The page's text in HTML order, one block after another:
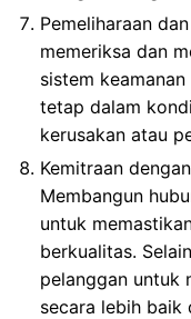
Pemeliharaan
memeriksa dan
sistem
tetap dalam
kerusakan atau
Kemitraan
Membangun
untuk
berkualitas.
pelanggan untuk
secara lebih baik